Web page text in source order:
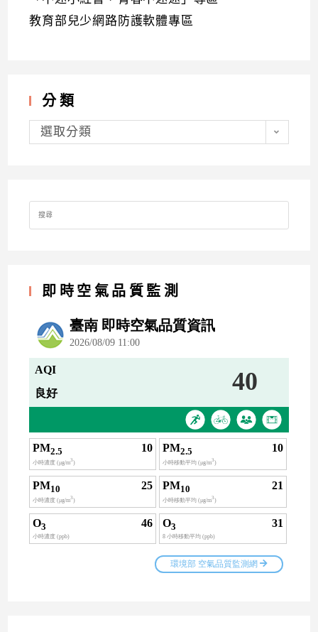
教育部兒少網路防護軟體專區
分類
分
類選取分類
Search
for:
即時空氣品質監測